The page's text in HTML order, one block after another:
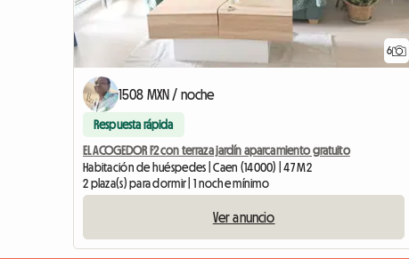
6
1508 MXN / noche
Respuesta rápida
EL ACOGEDOR F2 con terraza jardín aparcamiento gratuito
Habitación de huéspedes | Caen (14000) | 47 M2
2 plaza(s) para dormir | 1 noche mínimo
Ver anuncio